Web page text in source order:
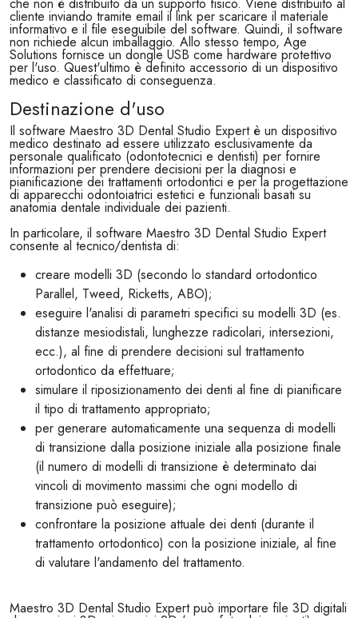
cliente inviando tramite email il link per scaricare il materiale
informativo e il file eseguibile del software. Quindi, il software
non richiede alcun imballaggio. Allo stesso tempo, Age
Solutions fornisce un dongle USB come hardware protettivo
per l'uso. Quest'ultimo è definito accessorio di un dispositivo
medico e classificato di conseguenza.
Destinazione d'uso
Il software Maestro 3D Dental Studio Expert è un dispositivo
medico destinato ad essere utilizzato esclusivamente da
personale qualificato (odontotecnici e dentisti) per fornire
informazioni per prendere decisioni per la diagnosi e
pianificazione dei trattamenti ortodontici e per la progettazione
di apparecchi odontoiatrici estetici e funzionali basati su
anatomia dentale individuale dei pazienti.
In particolare, il software Maestro 3D Dental Studio Expert
consente al tecnico/dentista di:
creare modelli 3D (secondo lo standard ortodontico
Parallel, Tweed, Ricketts, ABO);
eseguire l'analisi di parametri specifici su modelli 3D (es.
distanze mesiodistali, lunghezze radicolari, intersezioni,
ecc.), al fine di prendere decisioni sul trattamento
ortodontico da effettuare;
simulare il riposizionamento dei denti al fine di pianificare
il tipo di trattamento appropriato;
per generare automaticamente una sequenza di modelli
di transizione dalla posizione iniziale alla posizione finale
(il numero di modelli di transizione è determinato dai
vincoli di movimento massimi che ogni modello di
transizione può eseguire);
confrontare la posizione attuale dei denti (durante il
trattamento ortodontico) con la posizione iniziale, al fine
di valutare l'andamento del trattamento.
Maestro 3D Dental Studio Expert può importare file 3D digitali